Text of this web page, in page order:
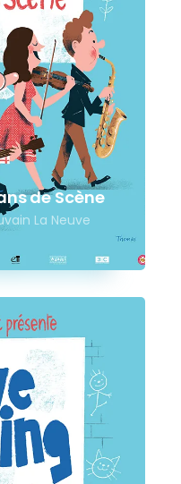
de Scène
La Neuve